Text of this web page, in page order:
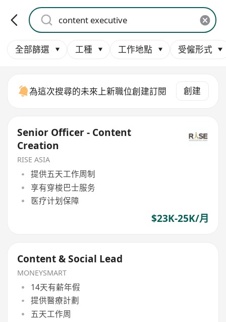
全部篩選 工種 工作地點 受僱形式
為這次搜尋的未來上新職位創建訂閱 創建
Senior Officer - Content
Creation
RISE ASIA
提供五天工作周制
享有穿梭巴士服务
医疗计划保障
$23K-25K/月
Content & Social Lead
MONEYSMART
14天有薪年假
提供醫療計劃
五天工作周